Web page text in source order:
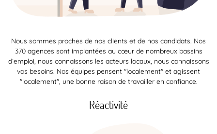
Nous sommes proches de nos clients et de nos candidats. Nos
370 agences sont implantées au cœur de nombreux bassins
d’emploi, nous connaissons les acteurs locaux, nous connaissons
vos besoins. Nos équipes pensent "localement" et agissent
"localement", une bonne raison de travailler en confiance.
Réactivité